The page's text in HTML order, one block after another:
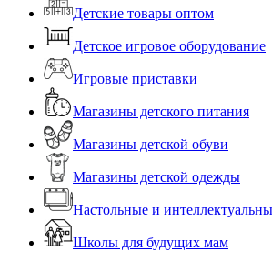
Детские товары оптом
Детское игровое оборудование
Игровые приставки
Магазины детского питания
Магазины детской обуви
Магазины детской одежды
Настольные и
Школы для будущих мам